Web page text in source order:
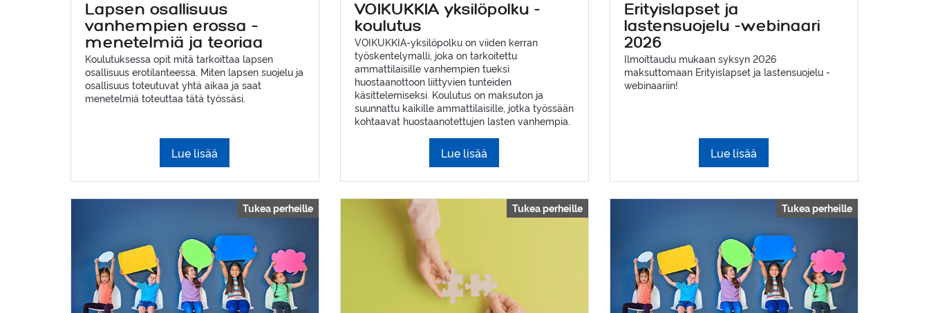
Lapsen osallisuus
vanhempien erossa –
menetelmiä ja teoriaa
Koulutuksessa opit mitä tarkoittaa lapsen
osallisuus erotilanteessa. Miten lapsen suojelu ja
osallisuus toteutuvat yhtä aikaa ja saat
menetelmiä toteuttaa tätä työssäsi.
Lue lisää
VOIKUKKIA yksilöpolku -
koulutus
VOIKUKKIA-yksilöpolku on viiden kerran
työskentelymalli, joka on tarkoitettu
ammattilaisille vanhempien tueksi
huostaanottoon liittyvien tunteiden
käsittelemiseksi. Koulutus on maksuton ja
suunnattu kaikille ammattilaisille, jotka työssään
kohtaavat huostaanotettujen lasten vanhempia.
Lue lisää
Erityislapset ja
lastensuojelu -webinaari
2026
Ilmoittaudu mukaan syksyn 2026
maksuttomaan Erityislapset ja lastensuojelu -
webinaariin!
Lue lisää
Tukea perheille Tukea perheille Tukea perheille